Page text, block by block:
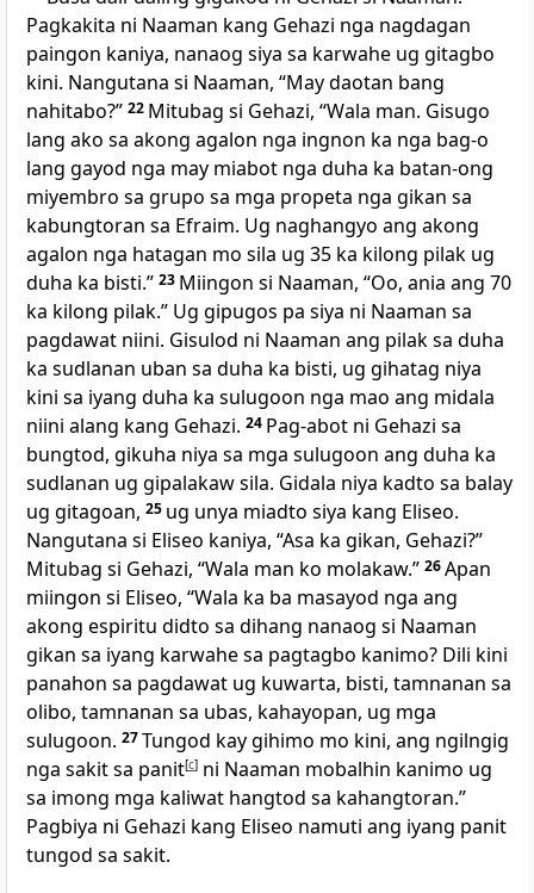
Pagkakita ni Naaman kang Gehazi nga nagdagan
paingon kaniya, nanaog siya sa karwahe ug gitagbo
kini. Nangutana si Naaman, “May daotan bang
nahitabo?” 22 Mitubag si Gehazi, “Wala man. Gisugo
lang ako sa akong agalon nga ingnon ka nga bag-o
lang gayod nga may miabot nga duha ka batan-ong
miyembro sa grupo sa mga propeta nga gikan sa
kabungtoran sa Efraim. Ug naghangyo ang akong
agalon nga hatagan mo sila ug 35 ka kilong pilak ug
duha ka bisti.” 23 Miingon si Naaman, “Oo, ania ang 70
ka kilong pilak.” Ug gipugos pa siya ni Naaman sa
pagdawat niini. Gisulod ni Naaman ang pilak sa duha
ka sudlanan uban sa duha ka bisti, ug gihatag niya
kini sa iyang duha ka sulugoon nga mao ang midala
niini alang kang Gehazi. 24 Pag-abot ni Gehazi sa
bungtod, gikuha niya sa mga sulugoon ang duha ka
sudlanan ug gipalakaw sila. Gidala niya kadto sa balay
ug gitagoan, 25 ug unya miadto siya kang Eliseo.
Nangutana si Eliseo kaniya, “Asa ka gikan, Gehazi?”
Mitubag si Gehazi, “Wala man ko molakaw.” 26Apan
miingon si Eliseo, “Wala ka ba masayod nga ang
akong espiritu didto sa dihang nanaog si Naaman
gikan sa iyang karwahe sa pagtagbo kanimo? Dili kini
panahon sa pagdawat ug kuwarta, bisti, tamnanan sa
olibo, tamnanan sa ubas, kahayopan, ug mga
sulugoon. 27Tungod kay gihimo mo kini, ang ngilngig
nga sakit sa panit[c] ni Naaman mobalhin kanimo ug
sa imong mga kaliwat hangtod sa kahangtoran.”
Pagbiya ni Gehazi kang Eliseo namuti ang iyang panit
tungod sa sakit.